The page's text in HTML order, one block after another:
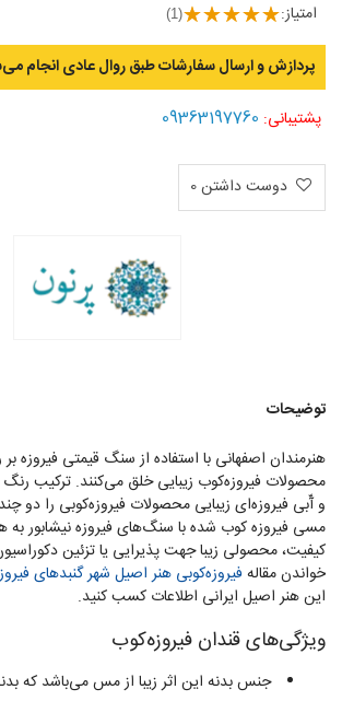
امتیاز: (1)
پردازش و ارسال سفارشات طبق روال عادی انجام
پشتیبانی: 09363197760
دوست داشتن0
توضیحات
هنرمندان اصفهانی با استفاده از سنگ قیمتی
محصولات فیروزه‌کوب زیبایی خلق می‌کنند. ترکیب
و آّبی فیروزه‌ای زیبایی محصولات فیروزه‌کوبی را دو
مسی فیروزه کوب شده با سنگ‌های فیروزه نیشابور به
کیفیت، محصولی زیبا جهت پذیرایی یا تزئین
خواندن مقاله فیروزه‌کوبی هنر اصیل شهر گنبدهای
این هنر اصیل ایرانی اطلاعات کسب کنید.
ویژگی‌های قندان فیروزه‌کوب
جنس بدنه این اثر زیبا از مس می‌باشد که